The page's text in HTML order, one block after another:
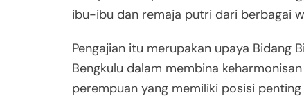
ibu-ibu dan remaja putri dari berbagai
Pengajian itu merupakan upaya Bidang
Bengkulu dalam membina
perempuan yang memiliki posisi